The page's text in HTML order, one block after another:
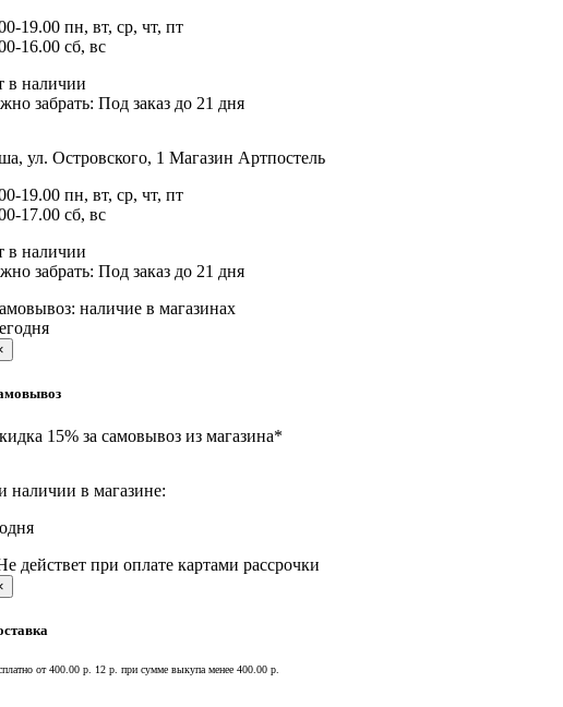
19.00 пн, вт, ср, чт, пт
16.00 сб, вс
в наличии
забрать: Под заказ до 21 дня
ул. Островского, 1 Магазин Артпостель
19.00 пн, вт, ср, чт, пт
17.00 сб, вс
в наличии
забрать: Под заказ до 21 дня
наличие в магазинах
15% за самовывоз из магазина*
наличии в магазине:
действет при оплате картами рассрочки
от 400.00 р. 12 р. при сумме выкупа менее 400.00 р.